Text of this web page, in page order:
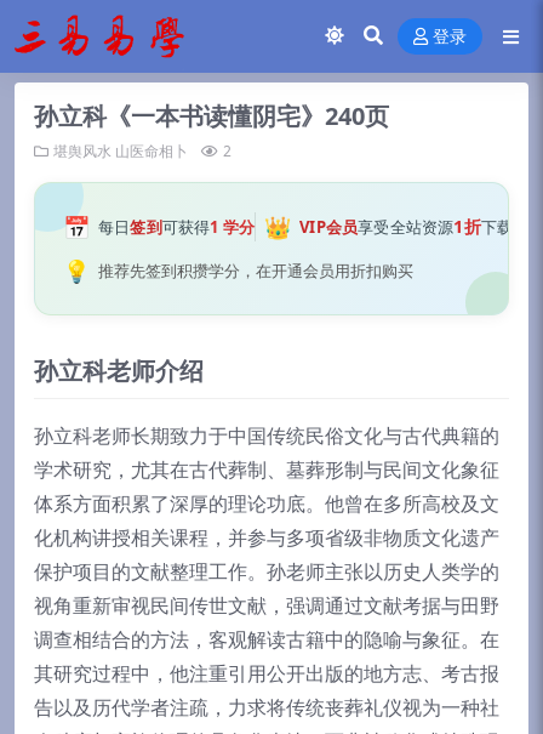
登录
孙立科《一本书读懂阴宅》240页
堪舆风水 山医命相卜 2
📅 每日签到可获得1 学分 👑 VIP会员享受全站资源1折下载
💡 推荐先签到积攒学分，在开通会员用折扣购买
孙立科老师介绍
孙立科老师长期致力于中国传统民俗文化与古代典籍的
学术研究，尤其在古代葬制、墓葬形制与民间文化象征
体系方面积累了深厚的理论功底。他曾在多所高校及文
化机构讲授相关课程，并参与多项省级非物质文化遗产
保护项目的文献整理工作。孙老师主张以历史人类学的
视角重新审视民间传世文献，强调通过文献考据与田野
调查相结合的方法，客观解读古籍中的隐喻与象征。在
其研究过程中，他注重引用公开出版的地方志、考古报
告以及历代学者注疏，力求将传统丧葬礼仪视为一种社